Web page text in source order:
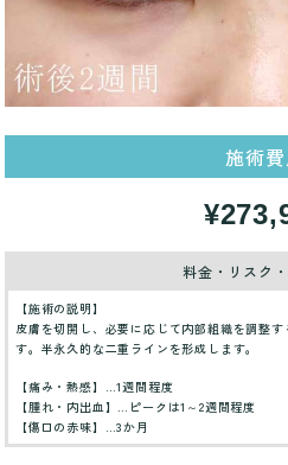
施術
料金・リスク
【施術の説明】
皮膚を切開し、必要に応じて内部組織を調整
す。半永久的な二重ラインを形成します。
【痛み・熱感】…1週間程度
【腫れ・内出血】…ピークは1～2週間程度
【傷口の赤味】…3か月